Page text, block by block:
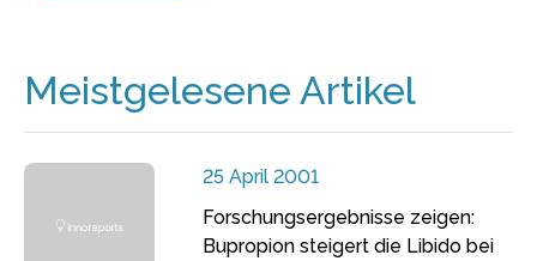
Meistgelesene Artikel
25 April 2001
Forschungsergebnisse zeigen:
Bupropion steigert die Libido bei